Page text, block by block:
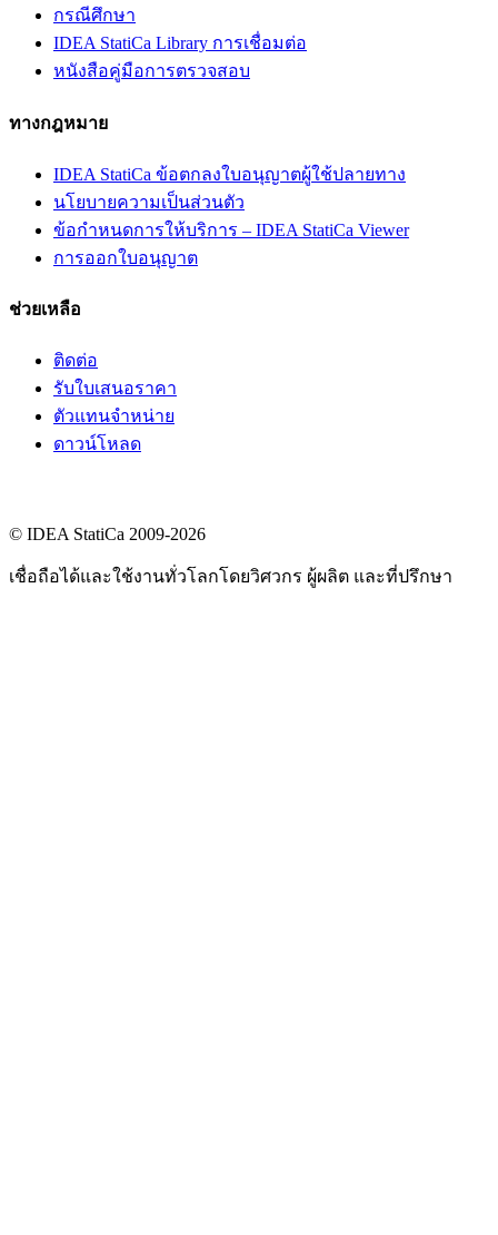
กรณีศึกษา
IDEA StatiCa Library การเชื่อมต่อ
หนังสือคู่มือการตรวจสอบ
ทางกฎหมาย
IDEA StatiCa ข้อตกลงใบอนุญาตผู้ใช้ปลายทาง
นโยบายความเป็นส่วนตัว
ข้อกำหนดการให้บริการ – IDEA StatiCa Viewer
การออกใบอนุญาต
ช่วยเหลือ
ติดต่อ
รับใบเสนอราคา
ตัวแทนจำหน่าย
ดาวน์โหลด
© IDEA StatiCa 2009-2026
เชื่อถือได้และใช้งานทั่วโลกโดยวิศวกร ผู้ผลิต และที่ปรึกษา